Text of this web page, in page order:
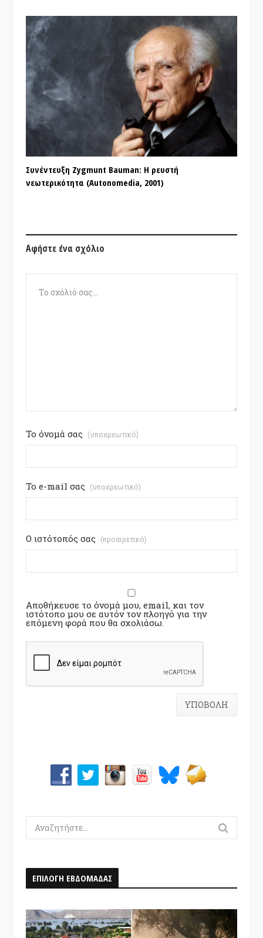
Συνέντευξη Zygmunt Bauman: Η ρευστή
νεωτερικότητα (Autonomedia, 2001)
Αφήστε ένα σχόλιο
Το όνομά σας (υποχρεωτικό)
Το e-mail σας (υποχρεωτικό)
Ο ιστότοπός σας (προαιρετικό)
Αποθήκευσε το όνομά μου, email, και τον
ιστότοπο μου σε αυτόν τον πλοηγό για την
επόμενη φορά που θα σχολιάσω.
Search
for:
ΕΠΙΛΟΓΗ ΕΒΔΟΜΑΔΑΣ